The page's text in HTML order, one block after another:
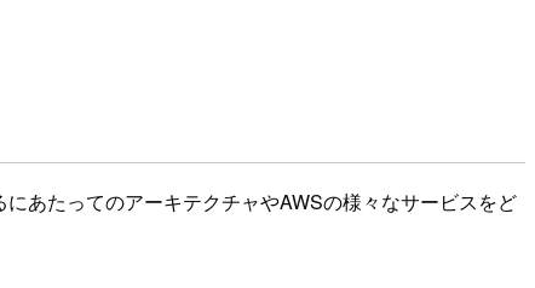
あたってのアーキテクチャやAWSの様々なサービスをど